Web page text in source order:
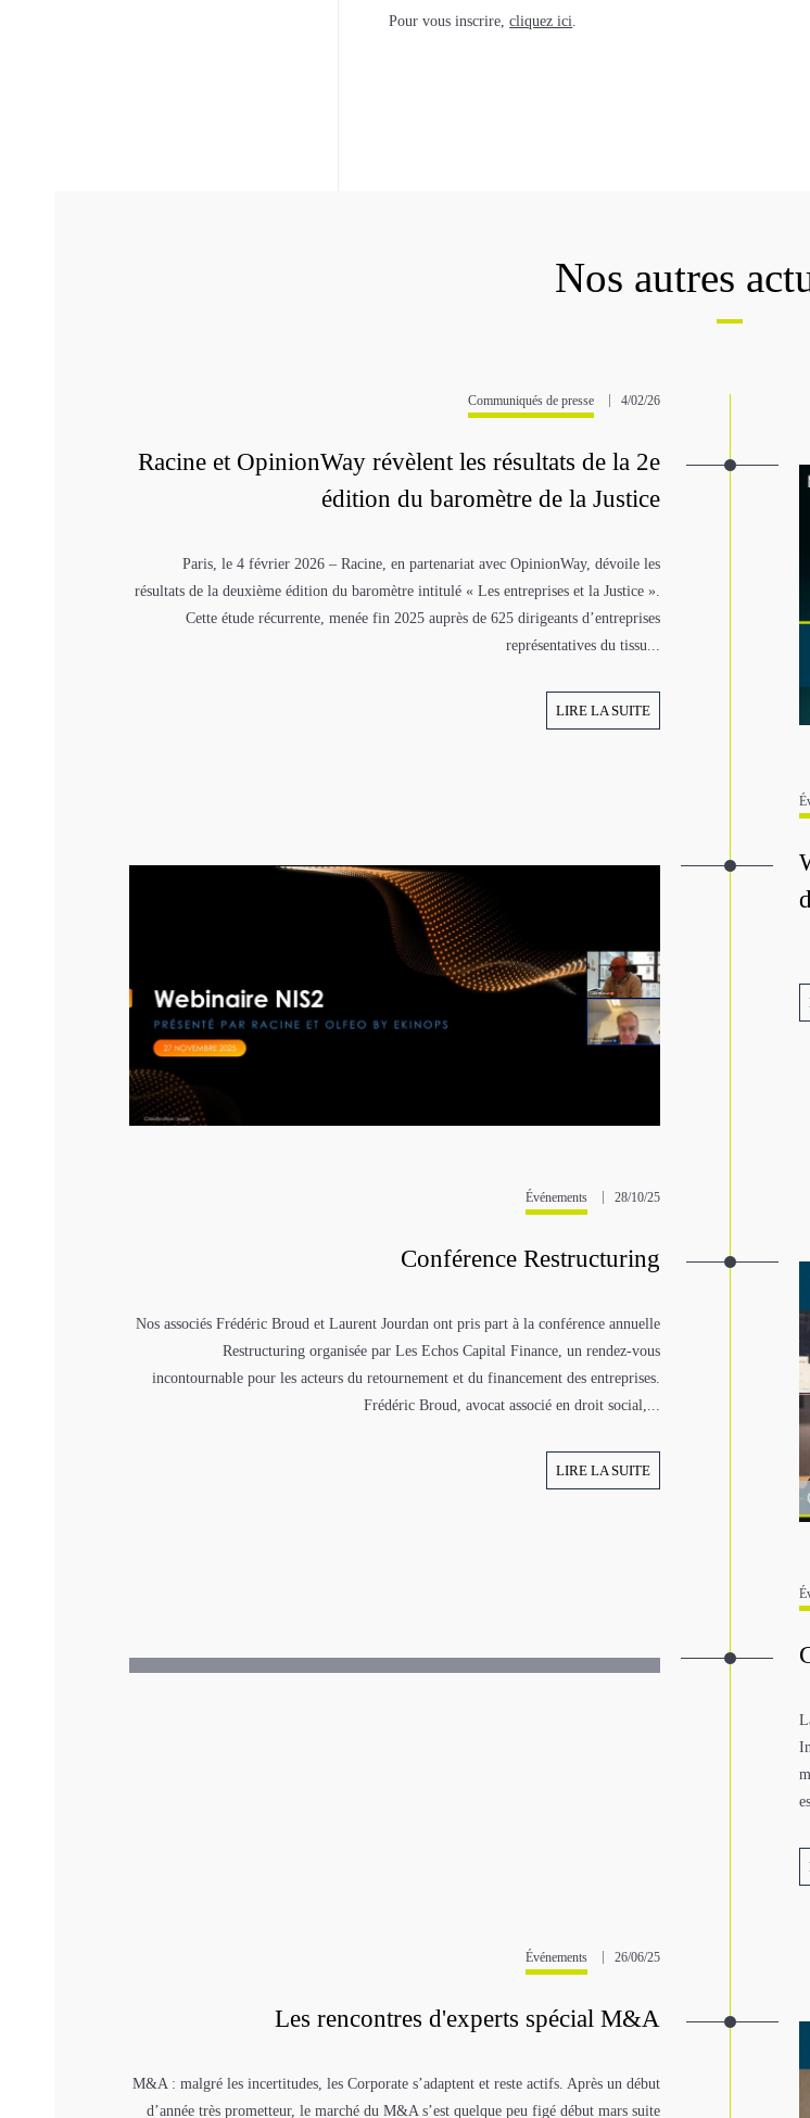
Pour vous inscrire,cliquez ici
Nos autres
Communiqués de presse 4/02/26
Racine et OpinionWay révèlent les résultats de la 2e
édition du baromètre de la Justice
Paris, le 4 février 2026 – Racine, en partenariat avec OpinionWay, dévoile les
résultats de la deuxième édition du baromètre intitulé « Les entreprises et la Justice ».
Cette étude récurrente, menée fin 2025 auprès de 625 dirigeants d’entreprises
représentatives du tissu...
LIRE LA SUITE
Événements 28/10/25
Conférence Restructuring
Nos associés Frédéric Broud et Laurent Jourdan ont pris part à la conférence annuelle
Restructuring organisée par Les Echos Capital Finance, un rendez-vous
incontournable pour les acteurs du retournement et du financement des entreprises.
Frédéric Broud, avocat associé en droit social,...
LIRE LA SUITE
Événements 26/06/25
Les rencontres d'experts spécial M&A
M&A : malgré les incertitudes, les Corporate s’adaptent et reste actifs. Après un début
d’année très prometteur, le marché du M&A s’est quelque peu figé début mars suite